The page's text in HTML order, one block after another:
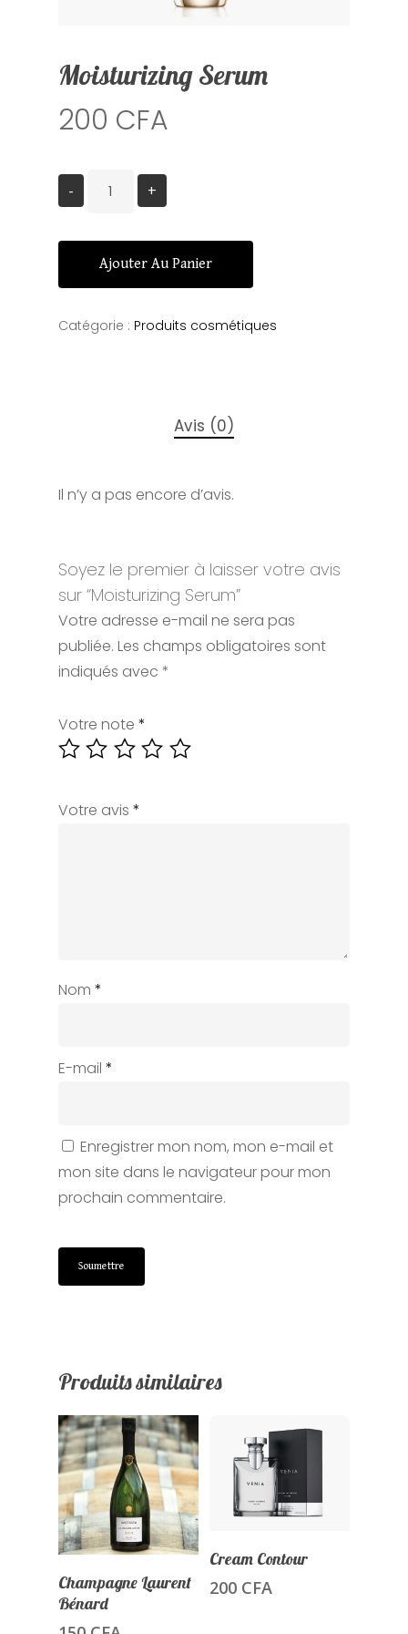
Moisturizing Serum
200 CFA
Ajouter Au Panier
Catégorie : Produits cosmétiques
Avis (0)
Il n’y a pas encore d’avis.
Soyez le premier à laisser votre avis
sur “Moisturizing Serum”
Votre adresse e-mail ne sera pas
publiée. Les champs obligatoires sont
indiqués avec *
Votre note *
Votre avis *
Nom *
E-mail *
Enregistrer mon nom, mon e-mail et
mon site dans le navigateur pour mon
prochain commentaire.
Produits similaires
Ajouter Au
Panier
Champagne Laurent
Bénard
Ajouter Au
Cream Contour
200 CFA